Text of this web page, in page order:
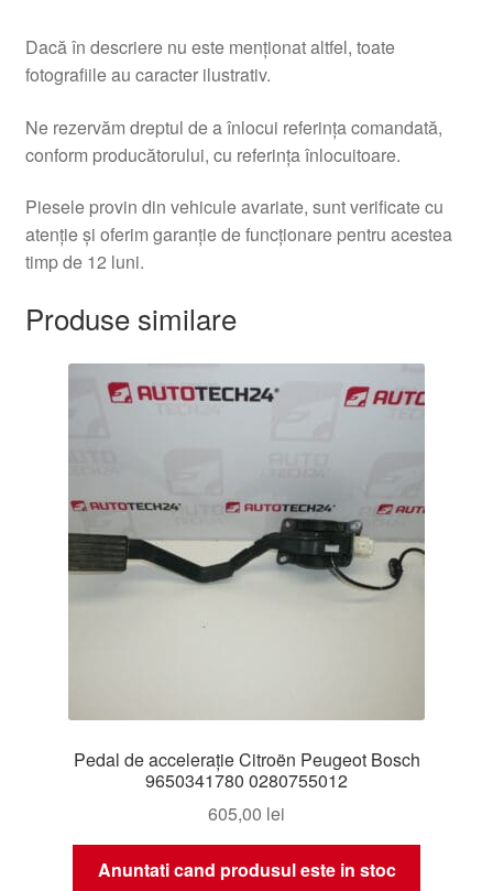
Dacă în descriere nu este menționat altfel, toate
fotografiile au caracter ilustrativ.
Ne rezervăm dreptul de a înlocui referința comandată,
conform producătorului, cu referința înlocuitoare.
Piesele provin din vehicule avariate, sunt verificate cu
atenție și oferim garanție de funcționare pentru acestea
timp de 12 luni.
Produse similare
Pedal de accelerație Citroën Peugeot Bosch
9650341780 0280755012
605,00 lei
Anuntati cand produsul este in stoc